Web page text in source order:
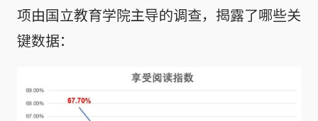
项由国立教育学院主导的调查，揭露了哪些关
键数据：